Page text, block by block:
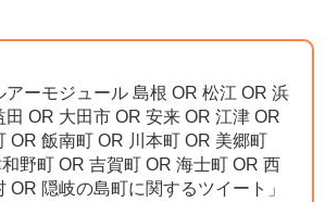
アーモジュール 島根 OR 松江 OR 浜
田 OR 大田市 OR 安来 OR 江津 OR
OR 飯南町 OR 川本町 OR 美郷町
野町 OR 吉賀町 OR 海士町 OR 西
OR 隠岐の島町に関するツイート」